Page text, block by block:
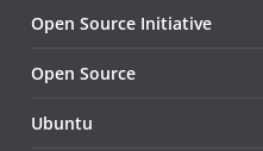
Open Source Initiative
Open Source
Ubuntu